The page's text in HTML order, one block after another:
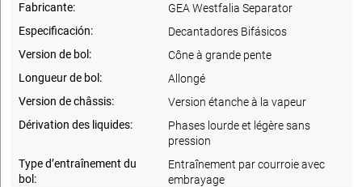
Fabricante:
GEA Westfalia Separator
Especificación:
Decantadores Bifásicos
Version de bol:
Cône à grande pente
Longueur de bol:
Allongé
Version de châssis:
Version étanche à la vapeur
Dérivation des liquides:
Phases lourde et légère sans
pression
Type d’entraînement du
bol:
Entraînement par courroie avec
embrayage